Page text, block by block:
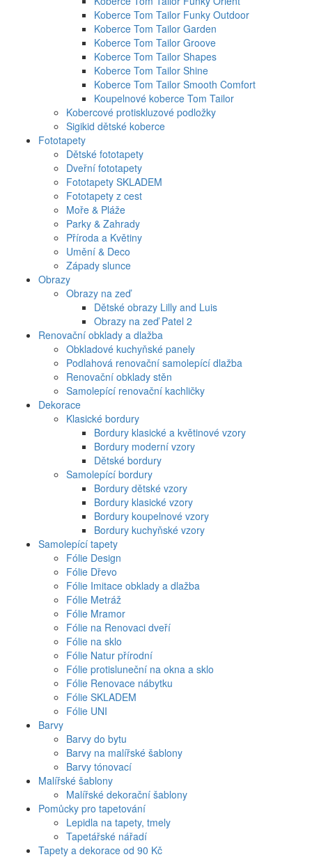
Koberce Tom Tailor Funky Outdoor
Koberce Tom Tailor Garden
Koberce Tom Tailor Groove
Koberce Tom Tailor Shapes
Koberce Tom Tailor Shine
Koberce Tom Tailor Smooth Comfort
Koupelnové koberce Tom Tailor
Kobercové protiskluzové podložky
Sigikid dětské koberce
Fototapety
Dětské fototapety
Dveřní fototapety
Fototapety SKLADEM
Fototapety z cest
Moře & Pláže
Parky & Zahrady
Příroda a Květiny
Umění & Deco
Západy slunce
Obrazy
Obrazy na zeď
Dětské obrazy Lilly and Luis
Obrazy na zeď Patel 2
Renovační obklady a dlažba
Obkladové kuchyňské panely
Podlahová renovační samolepící dlažba
Renovační obklady stěn
Samolepící renovační kachličky
Dekorace
Klasické bordury
Bordury klasické a květinové vzory
Bordury moderní vzory
Dětské bordury
Samolepící bordury
Bordury dětské vzory
Bordury klasické vzory
Bordury koupelnové vzory
Bordury kuchyňské vzory
Samolepící tapety
Fólie Design
Fólie Dřevo
Fólie Imitace obklady a dlažba
Fólie Metráž
Fólie Mramor
Fólie na Renovaci dveří
Fólie na sklo
Fólie Natur přírodní
Fólie protisluneční na okna a sklo
Fólie Renovace nábytku
Fólie SKLADEM
Fólie UNI
Barvy
Barvy do bytu
Barvy na malířské šablony
Barvy tónovací
Malířské šablony
Malířské dekorační šablony
Pomůcky pro tapetování
Lepidla na tapety, tmely
Tapetářské nářadí
Tapety a dekorace od 90 Kč